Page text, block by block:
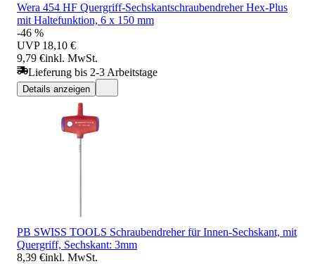
Wera 454 HF Quergriff-Sechskantschraubendreher Hex-Plus
mit Haltefunktion, 6 x 150 mm
-46 %
UVP 18,10 €
9,79 €inkl. MwSt.
Lieferung bis 2-3 Arbeitstage
Details anzeigen
PB SWISS TOOLS Schraubendreher für Innen-Sechskant, mit
Quergriff, Sechskant: 3mm
8,39 €inkl. MwSt.